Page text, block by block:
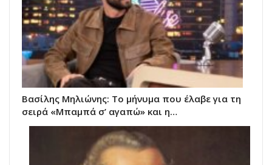
Βασίλης Μηλιώνης: Το μήνυμα που έλαβε για τη
σειρά «Μπαμπά σ’ αγαπώ» και η…